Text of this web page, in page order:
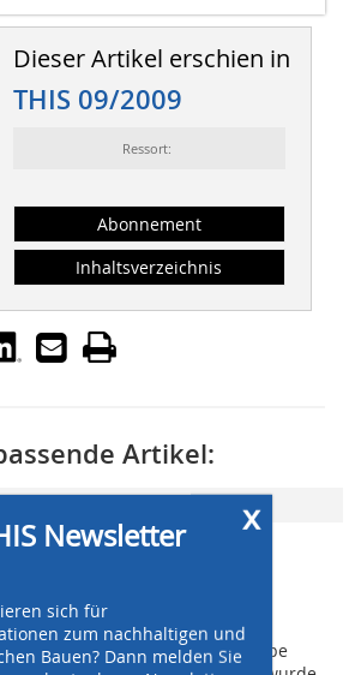
Dieser Artikel erschien in
THIS 09/2009
Ressort:
Abonnement
Inhaltsverzeichnis
x
Newsletter
sich für
zum nachhaltigen und
Bauen? Dann melden Sie
Artikel:
erfolgreich
sohlengleich
der Ahlener Umweltbetriebe